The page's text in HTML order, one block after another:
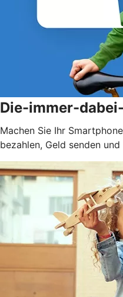
Die-immer-
Machen Sie Ihr
bezahlen, Geld senden und